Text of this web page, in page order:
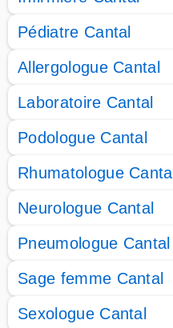
Pédiatre Cantal
Allergologue Cantal
Laboratoire Cantal
Podologue Cantal
Rhumatologue Cantal
Neurologue Cantal
Pneumologue Cantal
Sage femme Cantal
Sexologue Cantal